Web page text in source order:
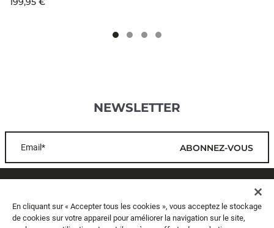
NEWSLETTER
Email* ABONNEZ-VOUS
A PROPOS
En cliquant sur « Accepter tous les cookies », vous acceptez le stockage
de cookies sur votre appareil pour améliorer la navigation sur le site,